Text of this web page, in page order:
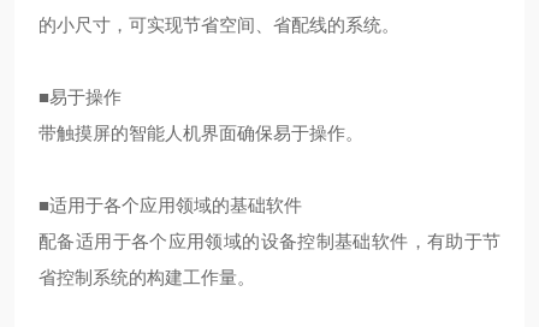
的小尺寸，可实现节省空间、省配线的系统。
■易于操作
带触摸屏的智能人机界面确保易于操作。
■适用于各个应用领域的基础软件
配备适用于各个应用领域的设备控制基础软件，有助于节
省控制系统的构建工作量。